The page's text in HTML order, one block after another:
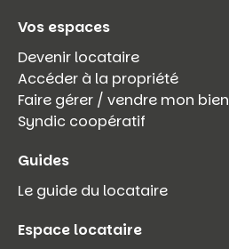
Vos espaces
Devenir locataire
Accéder à la propriété
Faire gérer / vendre mon bien
Syndic coopératif
Guides
Le guide du locataire
Espace locataire